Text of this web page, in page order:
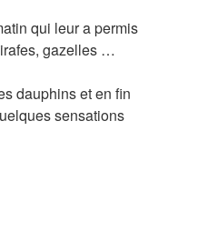
qui leur a permis
gazelles …
dauphins et en fin
sensations